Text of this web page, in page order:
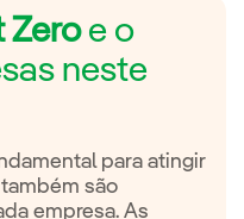
Zeroe o
neste
para atingir
são
empresa. As